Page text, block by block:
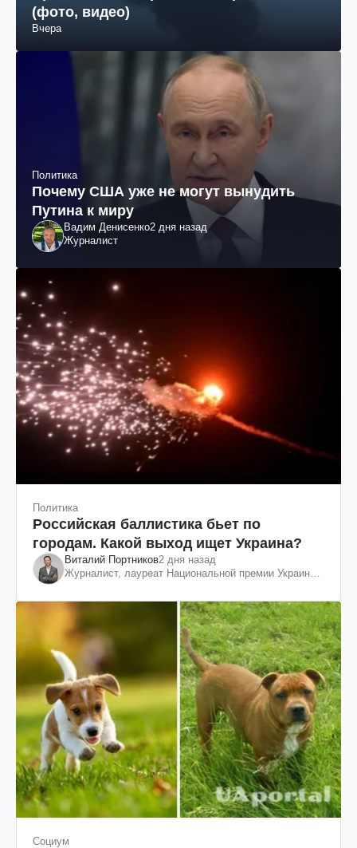
(фото, видео)
Вчера
Политика
Почему США уже не могут вынудить
Путина к миру
Вадим Денисенко2 дня назад
Журналист
Политика
Российская баллистика бьет по
городам. Какой выход ищет Украина?
Виталий Портников2 дня назад
Журналист, лауреат Национальной премии Украины
Социум